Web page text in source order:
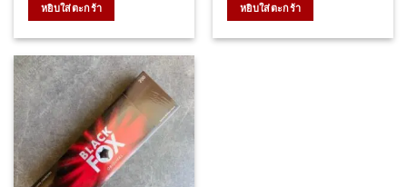
หยิบใส่ตะกร้า หยิบใส่ตะกร้า